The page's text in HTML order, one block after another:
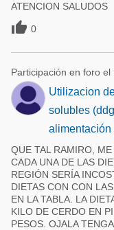
ATENCION SALUDOS
 0
Participación en foro el
Utilizacion
solubles
alimentación
QUE TAL RAMIRO,
CADA UNA DE LAS
REGIÓN SERÍA
DIETAS CON CON
EN LA TABLA. LA
KILO DE CERDO EN
PESOS. OJALA